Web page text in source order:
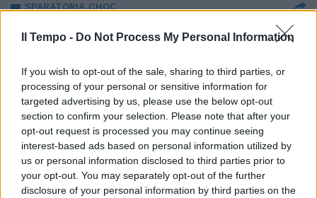
Il Tempo - Do Not Process My Personal Information
If you wish to opt-out of the sale, sharing to third parties, or
processing of your personal or sensitive information for
targeted advertising by us, please use the below opt-out
section to confirm your selection. Please note that after your
opt-out request is processed you may continue seeing
interest-based ads based on personal information utilized by
us or personal information disclosed to third parties prior to
your opt-out. You may separately opt-out of the further
disclosure of your personal information by third parties on the
SPARATORIA CHOC
"Ho fatto un macello", 19enne
confessa per la strage di
28/04/2025
PAURA
Sparatoria a Monreale, parla un
testimone: "Tavoli per aria,
gente che gridava"
27/04/2025